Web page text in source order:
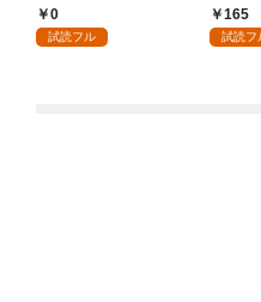
執着されています第1
話
0
試読フル
入り～: 1
165
試読フ